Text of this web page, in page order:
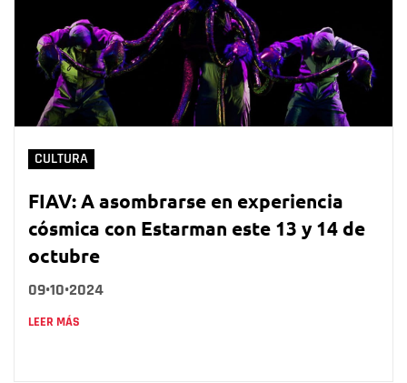
CULTURA
FIAV: A asombrarse en experiencia
cósmica con Estarman este 13 y 14 de
octubre
09•10•2024
LEER MÁS